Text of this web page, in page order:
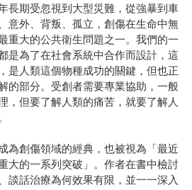
長期受忽視到大型災難，從強暴到車
意外、背叛、孤立，創傷在生命中無
重大的公共衛生問題之一。我們的一
是為了在社會系統中合作而設計，這
是人類這個物種成功的關鍵，但也正
的部分。受創者需要專業協助，一般
，但要了解人類的痛苦，就要了解人
為創傷領域的經典，也被視為「最近
大的一系列突破」。作者在書中檢討
談話治療為何效果有限，並一一深入